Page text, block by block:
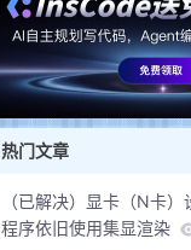
热门文章
（已解决）显卡（N卡
程序依旧使用集显渲染